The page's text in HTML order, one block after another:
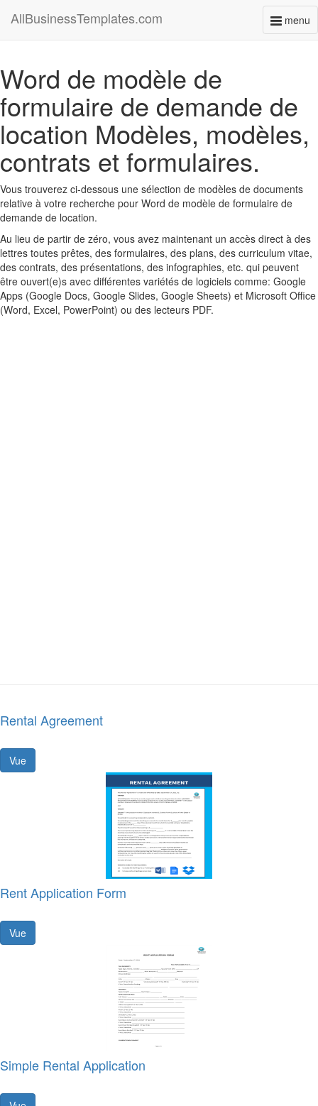
menu
AllBusinessTemplates.com
Word de modèle de
formulaire de demande de
location Modèles, modèles,
contrats et formulaires.
Vous trouverez ci-dessous une sélection de modèles de documents
relative à votre recherche pour Word de modèle de formulaire de
demande de location.
Au lieu de partir de zéro, vous avez maintenant un accès direct à des
lettres toutes prêtes, des formulaires, des plans, des curriculum vitae,
des contrats, des présentations, des infographies, etc. qui peuvent
être ouvert(e)s avec différentes variétés de logiciels comme: Google
Apps (Google Docs, Google Slides, Google Sheets) et Microsoft Office
(Word, Excel, PowerPoint) ou des lecteurs PDF.
Rental Agreement
Vue
Rent Application Form
Vue
Simple Rental Application